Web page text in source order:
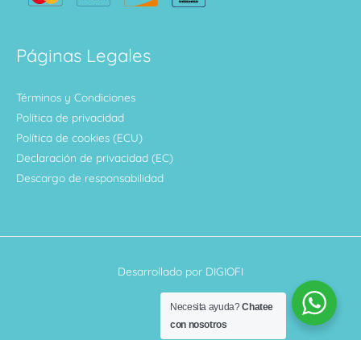
Páginas Legales
Términos y Condiciones
Política de privacidad
Política de cookies (ECU)
Declaración de privacidad (EC)
Descargo de responsabilidad
Desarrollado por DIGIOFI
Necesita ayuda?Chatee
con nosotros